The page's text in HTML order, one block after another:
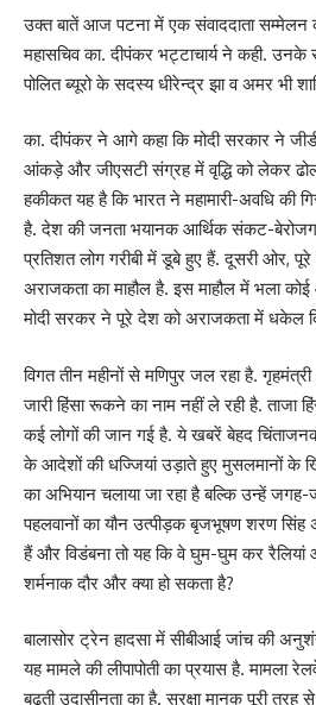
उक्त बातें आज पटना में एक संवाददाता सम्मेलन
महासचिव का. दीपंकर भट्टाचार्य ने कही. उनके
पोलित ब्यूरो के सदस्य धीरेन्द्र झा व अमर भी
का. दीपंकर ने आगे कहा कि मोदी सरकार ने
आंकड़े और जीएसटी संग्रह में वृद्धि को लेकर
हकीकत यह है कि भारत ने महामारी-अवधि की
है. देश की जनता भयानक आर्थिक संकट-
प्रतिशत लोग गरीबी में डूबे हुए हैं. दूसरी ओर,
अराजकता का माहौल है. इस माहौल में भला
मोदी सरकर ने पूरे देश को अराजकता में धकेल
विगत तीन महीनों से मणिपुर जल रहा है.
जारी हिंसा रूकने का नाम नहीं ले रही है. ताजा
कई लोगों की जान गई है. ये खबरें बेहद
के आदेशों की धज्जियां उड़ाते हुए मुसलमानों के
का अभियान चलाया जा रहा है बल्कि उन्हें जगह-
पहलवानों का यौन उत्पीड़क बृजभूषण शरण सिंह
हैं और विडंबना तो यह कि वे घुम-घुम कर
शर्मनाक दौर और क्या हो सकता है?
बालासोर ट्रेन हादसा में सीबीआई जांच की
यह मामले की लीपापोती का प्रयास है. मामला
बढ़ती उदासीनता का है. सुरक्षा मानक पूरी